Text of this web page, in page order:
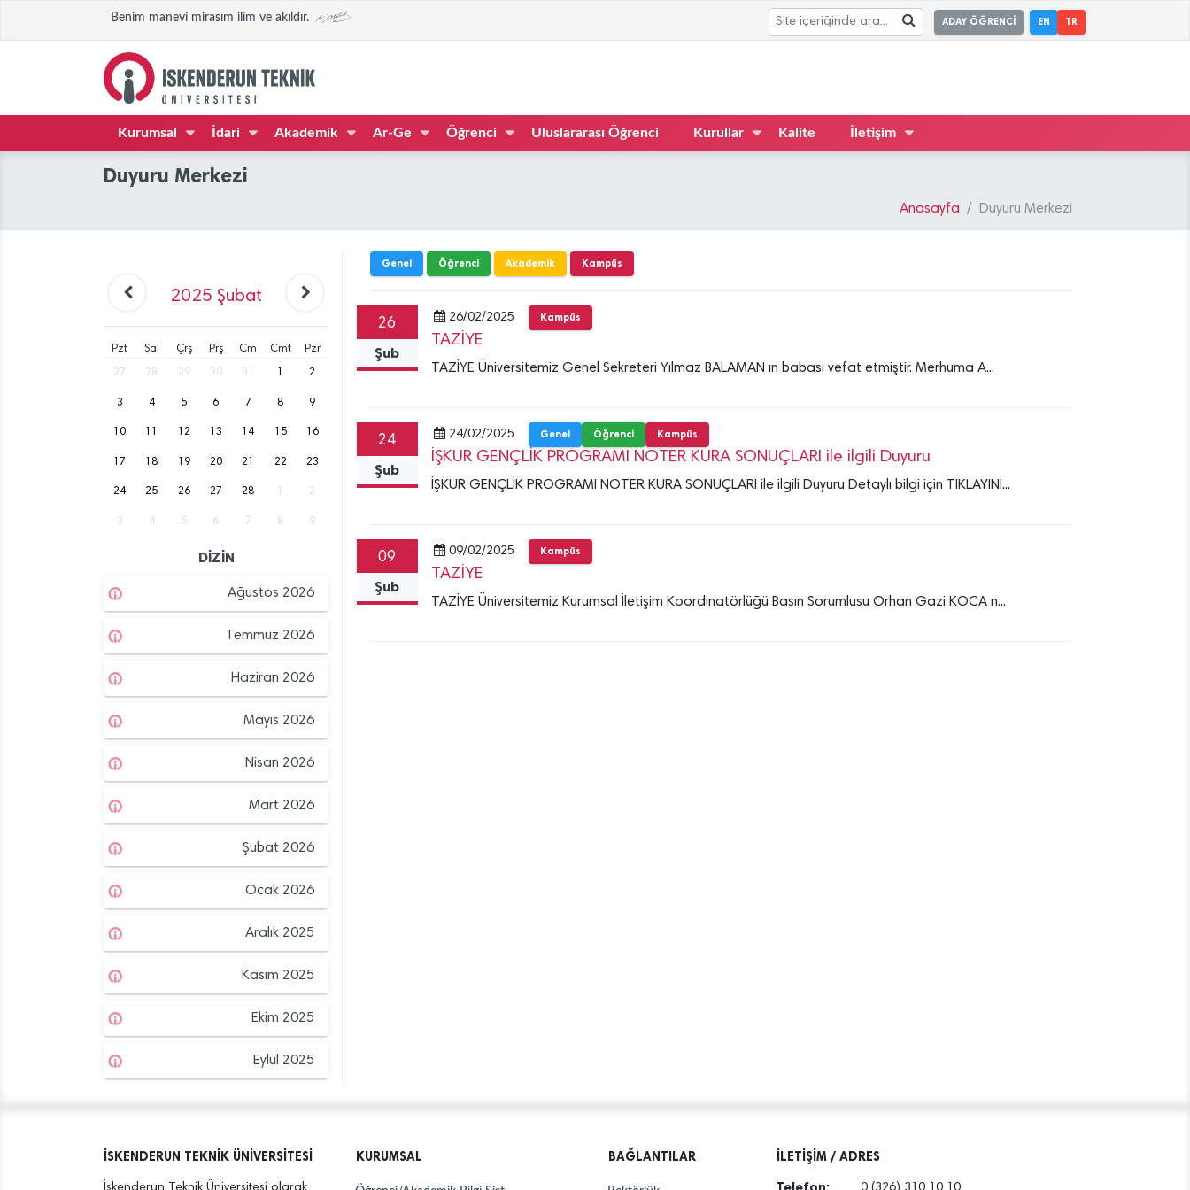
Benim manevi mirasım ilim ve akıldır. ADAY ÖĞRENCİ EN TR
Kurumsal İdari Akademik Ar-Ge Öğrenci Uluslararası Öğrenci Kurullar Kalite İletişim
Duyuru Merkezi
Anasayfa Duyuru Merkezi
2025 Şubat
Pzt Sal Çrş Prş Cm Cmt Pzr
27 28 29 30 31 2
3 4 5 6 7 8 9
10 12 13 14 15 16
17 18 19 20 21 22 23
24 25 26 27 28 2
3 4 5 6 7 8 9
DİZİN
Ağustos 2026
Temmuz 2026
Haziran 2026
Mayıs 2026
Nisan 2026
Mart 2026
Şubat 2026
Ocak 2026
Aralık 2025
Kasım 2025
Ekim 2025
Eylül 2025
Genel Öğrenci Akademik Kampüs
26
Şub
26/02/2025 Kampüs
TAZİYE
TAZİYE Üniversitemiz Genel Sekreteri Yılmaz BALAMAN ın babası vefat etmiştir. Merhuma A...
24
Şub
24/02/2025 Genel Öğrenci Kampüs
İŞKUR GENÇLİK PROGRAMI NOTER KURA SONUÇLARI ile ilgili Duyuru
İŞKUR GENÇLİK PROGRAMI NOTER KURA SONUÇLARI ile ilgili Duyuru Detaylı bilgi için TIKLAYINI...
09
Şub
09/02/2025 Kampüs
TAZİYE
TAZİYE Üniversitemiz Kurumsal İletişim Koordinatörlüğü Basın Sorumlusu Orhan Gazi KOCA n...
İSKENDERUN TEKNİK ÜNİVERSİTESİ KURUMSAL BAĞLANTILAR
İLETİŞİM / ADRES